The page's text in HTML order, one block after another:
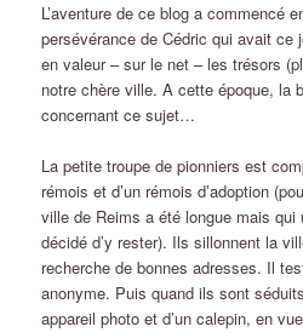
L’aventure de ce blog a commencé
persévérance de Cédric qui avait ce
en valeur – sur le net – les trésors
notre chère ville. A cette époque, la
concernant ce sujet…
La petite troupe de pionniers est
rémois et d’un rémois d’adoption
ville de Reims a été longue mais
décidé d’y rester). Ils sillonnent la
recherche de bonnes adresses. Il
anonyme. Puis quand ils sont
appareil photo et d’un calepin, en